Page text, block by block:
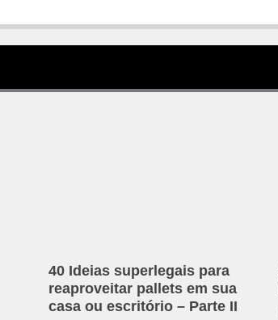
40 Ideias superlegais para
reaproveitar pallets em sua
casa ou escritório – Parte II